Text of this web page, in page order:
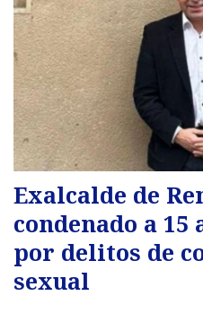
Exalcalde de
condenado a 15
por delitos de
sexual